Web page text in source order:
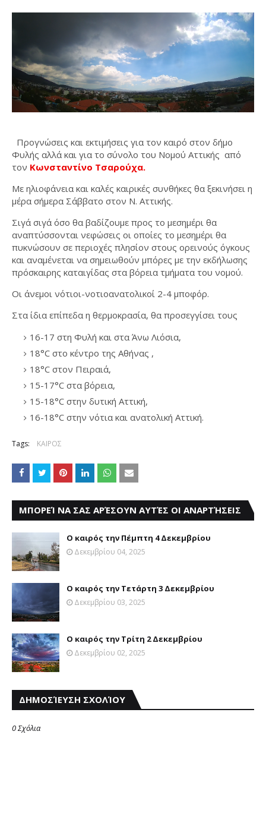
Προγνώσεις και εκτιμήσεις για τον καιρό στον δήμο
Φυλής αλλά και για το σύνολο του Νομού Αττικής από
τον Κωνσταντίνο Τσαρούχα.
Με ηλιοφάνεια και καλές καιρικές συνθήκες θα ξεκινήσει η
μέρα σήμερα Σάββατο στον Ν. Αττικής.
Σιγά σιγά όσο θα βαδίζουμε προς το μεσημέρι θα
αναπτύσσονται νεφώσεις οι οποίες το μεσημέρι θα
πυκνώσουν σε περιοχές πλησίον στους ορεινούς όγκους
και αναμένεται να σημειωθούν μπόρες με την εκδήλωσης
πρόσκαιρης καταιγίδας στα βόρεια τμήματα του νομού.
Οι άνεμοι νότιοι-νοτιοανατολικοί 2-4 μποφόρ.
Στα ίδια επίπεδα η θερμοκρασία, θα προσεγγίσει τους
16-17 στη Φυλή και στα Άνω Λιόσια,
18°C στο κέντρο της Αθήνας ,
18°C στον Πειραιά,
15-17°C στα βόρεια,
15-18°C στην δυτική Αττική,
16-18°C στην νότια και ανατολική Αττική.
Tags: ΚΑΙΡΟΣ
ΜΠΟΡΕΊ ΝΑ ΣΑΣ ΑΡΈΣΟΥΝ ΑΥΤΈΣ ΟΙ ΑΝΑΡΤΉΣΕΙΣ
Ο καιρός την Πέμπτη 4 Δεκεμβρίου
Δεκεμβρίου 04, 2025
Ο καιρός την Τετάρτη 3 Δεκεμβρίου
Δεκεμβρίου 03, 2025
Ο καιρός την Τρίτη 2 Δεκεμβρίου
Δεκεμβρίου 02, 2025
ΔΗΜΟΣΊΕΥΣΗ ΣΧΟΛΊΟΥ
0 Σχόλια